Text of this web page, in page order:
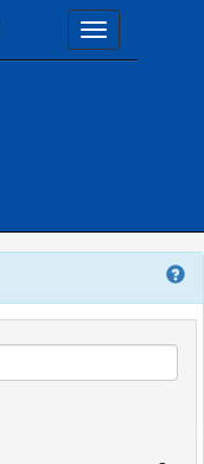
Toggle